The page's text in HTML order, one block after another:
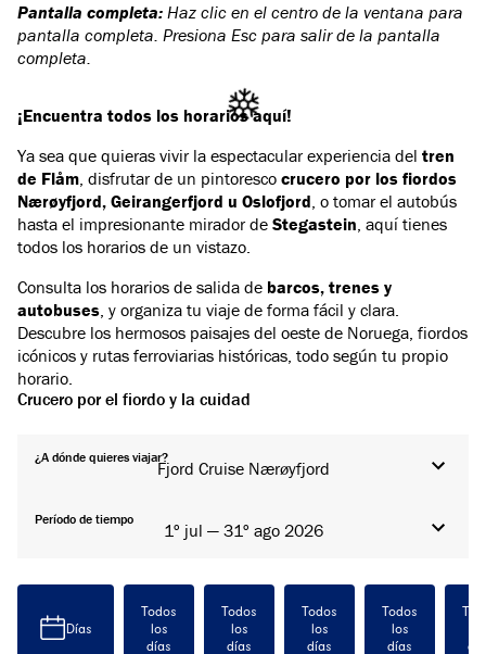
Pantalla completa: Haz clic en el centro de la ventana para
pantalla completa. Presiona Esc para salir de la pantalla
completa.
¡Encuentra todos los horarios aquí!
Ya sea que quieras vivir la espectacular experiencia del tren
de Flåm, disfrutar de un pintoresco crucero por los fiordos
Nærøyfjord, Geirangerfjord u Oslofjord, o tomar el autobús
hasta el impresionante mirador de Stegastein, aquí tienes
todos los horarios de un vistazo.
Consulta los horarios de salida de barcos, trenes y
autobuses, y organiza tu viaje de forma fácil y clara.
Descubre los hermosos paisajes del oeste de Noruega, fiordos
icónicos y rutas ferroviarias históricas, todo según tu propio
horario.
Crucero por el fiordo y la cuidad
¿A dónde quieres viajar?
Fjord Cruise Nærøyfjord
Período de tiempo
1º jul — 31º ago 2026
Días
Todos
los
días
Todos
los
días
Todos
los
días
Todos
los
días